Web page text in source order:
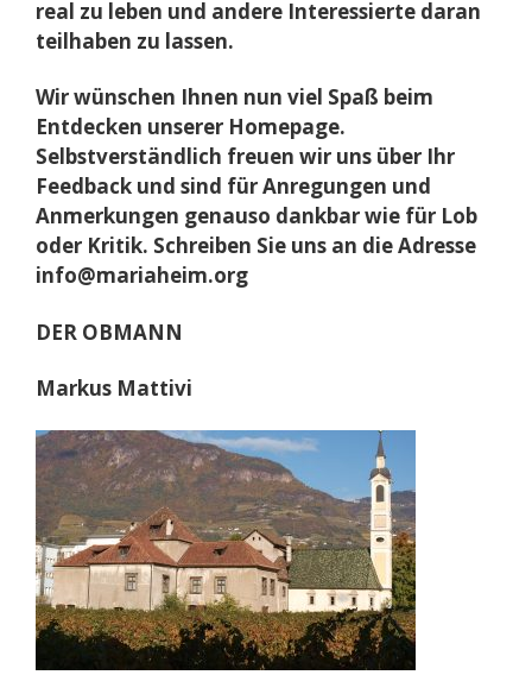
real zu leben und andere Interessierte daran
teilhaben zu lassen.
Wir wünschen Ihnen nun viel Spaß beim
Entdecken unserer Homepage.
Selbstverständlich freuen wir uns über Ihr
Feedback und sind für Anregungen und
Anmerkungen genauso dankbar wie für Lob
oder Kritik. Schreiben Sie uns an die Adresse
info@mariaheim.org
DER OBMANN
Markus Mattivi